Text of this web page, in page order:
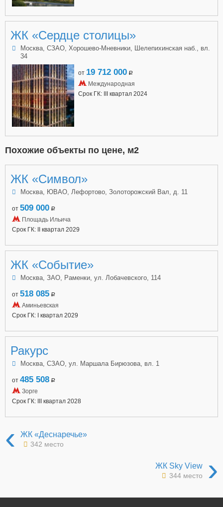
ЖК «Сердце столицы»
Москва, СЗАО, Хорошево-Мневники, Шелепихинская наб., вл.
34
от 19 712 000 a
Международная
Срок ГК: III квартал 2024
Похожие объекты по цене, м2
ЖК «Символ»
Москва, ЮВАО, Лефортово, Золоторожский Вал, д. 11
от 509 000 a
Площадь Ильича
Срок ГК: II квартал 2029
ЖК «Событие»
Москва, ЗАО, Раменки, ул. Лобачевского, 114
от 518 085 a
Аминьевская
Срок ГК: I квартал 2029
Ракурс
Москва, СЗАО, ул. Маршала Бирюзова, вл. 1
от 485 508 a
Зорге
Срок ГК: III квартал 2028
‹ ЖК «Деснаречье»
342 место
›
ЖК Sky View
344 место